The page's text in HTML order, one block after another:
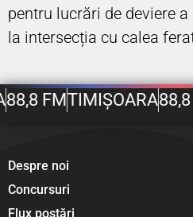
pentru lucrări de deviere
la intersecția cu calea
88,8 FMTIMIȘOARA88,8
Despre noi
Concursuri
Flux postări